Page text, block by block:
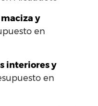
y
en
interiores y
en